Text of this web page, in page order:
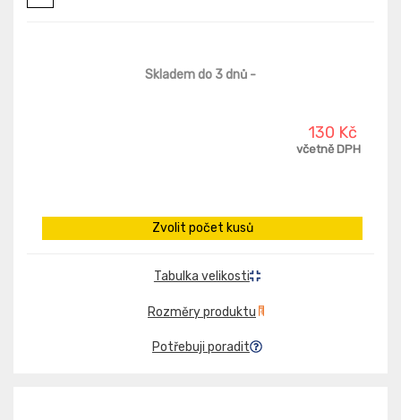
Skladem do 3 dnů -
130 Kč
včetně DPH
Zvolit počet kusů
Tabulka velikosti
Rozměry produktu
Potřebuji poradit